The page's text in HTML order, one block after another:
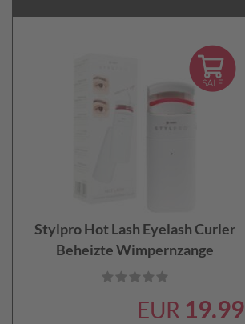
Stylpro Hot Lash Eyelash Curler
Beheizte Wimpernzange
EUR 19.99